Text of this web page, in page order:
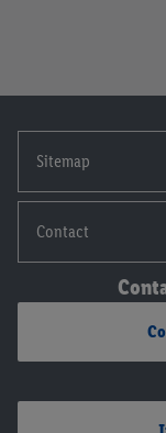
Sitemap
Contact
consentement à
déclaration
mentions légales,